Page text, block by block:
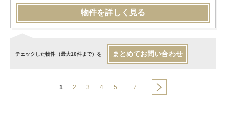
物件を詳しく見る
チェックした物件（最大10件まで）を まとめてお問い合わせ
1 2 3 4 5 … 7